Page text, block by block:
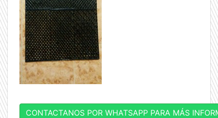
CONTACTANOS POR WHATSAPP PARA MÁS